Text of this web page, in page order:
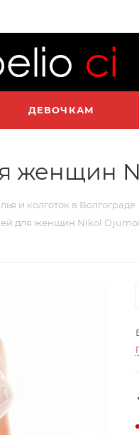
ДЕВОЧКАМ
женщин
и колготок в Волгограде
для женщин Nikol